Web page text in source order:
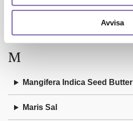
Avvisa
Linalyl Acetate
Litsea Cubeba Fruit Oil
M
Mangifera Indica Seed Butter
Maris Sal